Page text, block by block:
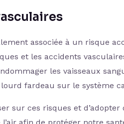
associée à un risque
et les accidents
les vaisseaux
fardeau sur le système
sur ces risques et